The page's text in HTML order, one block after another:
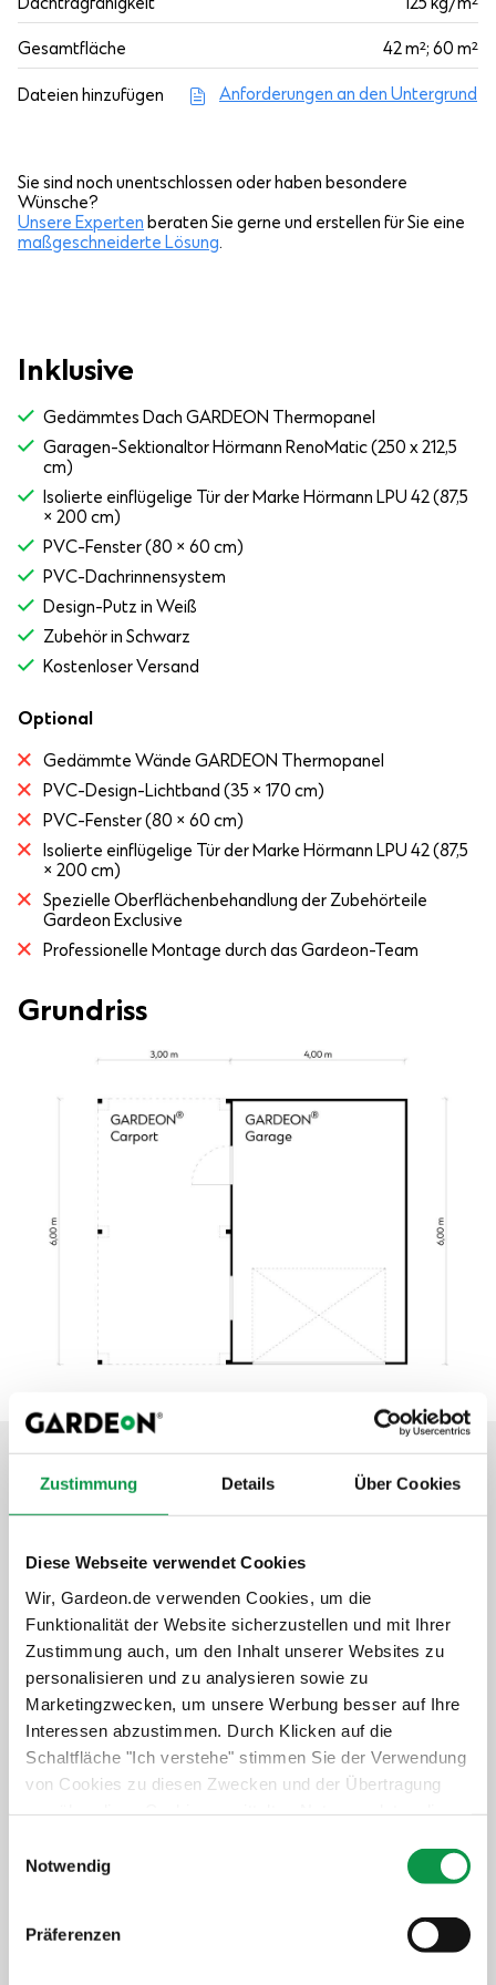
Zustimmung Details Über Cookies
Diese Webseite verwendet Cookies
Wir, Gardeon.de verwenden Cookies, um die
Funktionalität der Website sicherzustellen und mit Ihrer
Zustimmung auch, um den Inhalt unserer Websites zu
personalisieren und zu analysieren sowie zu
Marketingzwecken, um unsere Werbung besser auf Ihre
Interessen abzustimmen. Durch Klicken auf die
Schaltfläche "Ich verstehe" stimmen Sie der Verwendung
von Cookies zu diesen Zwecken und der Übertragung
Werbung in sozialen Netzwerken und Werbenetzwerken
auf anderen Websites zu. Diese Zustimmung ist freiwillig
Informationen zu den verwendeten Cookies, zu Ihren
Notwendig
Präferenzen
Gesamtfläche 42 m²; 60 m²
Dateien hinzufügen Anforderungen an den Untergrund
Sie sind noch unentschlossen oder haben besondere
Wünsche?
Unsere Experten beraten Sie gerne und erstellen für Sie eine
maßgeschneiderte Lösung.
Inklusive
Gedämmtes Dach GARDEON Thermopanel
Garagen-Sektionaltor Hörmann RenoMatic (250 x 212,5
cm)
Isolierte einflügelige Tür der Marke Hörmann LPU 42 (87,5
× 200 cm)
PVC-Fenster (80 × 60 cm)
PVC-Dachrinnensystem
Design-Putz in Weiß
Zubehör in Schwarz
Kostenloser Versand
Optional
Gedämmte Wände GARDEON Thermopanel
PVC-Design-Lichtband (35 × 170 cm)
PVC-Fenster (80 × 60 cm)
Isolierte einflügelige Tür der Marke Hörmann LPU 42 (87,5
× 200 cm)
Spezielle Oberflächenbehandlung der Zubehörteile
Gardeon Exclusive
Professionelle Montage durch das Gardeon-Team
Grundriss
Aufwertung und Extras
Garantieverlängerung auf 20 Jahre
Unbeschwertes Nutzen des Gebäudes
Schneller und professioneller Service
+1 338,-€
Details anzeigen Verbindlich auswählen
Mehr Komfort im Winter und Sommer